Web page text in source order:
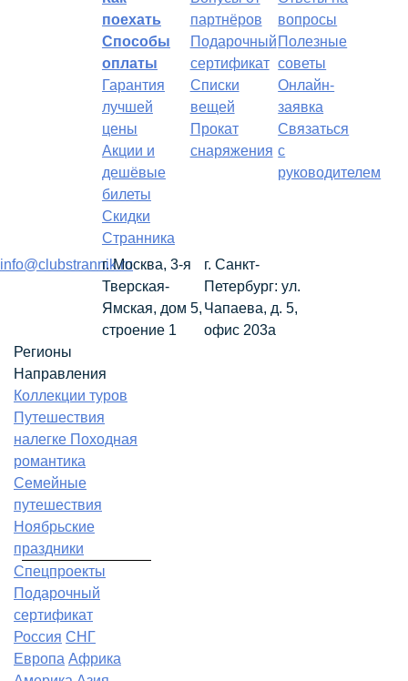
поехать
Способы
оплаты
Гарантия
лучшей
цены
Акции и
дешёвые
билеты
Скидки
Странника
партнёров
Подарочный
сертификат
Списки
вещей
Прокат
снаряжения
вопросы
Полезные
советы
Онлайн-
заявка
Связаться
с
руководителем
info@clubstrannik.ruг. Москва, 3-я
Тверская-
Ямская, дом 5,
строение 1
г. Санкт-
Петербург: ул.
Чапаева, д. 5,
офис 203а
Регионы
Направления
Коллекции туров
Путешествия
налегке Походная
романтика
Семейные
путешествия
Ноябрьские
праздники
Спецпроекты
Подарочный
сертификат
Россия СНГ
Европа Африка